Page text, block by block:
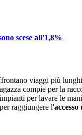
scese all'1,8%
viaggi più
compie per la
per lavare le
raggiungere l'